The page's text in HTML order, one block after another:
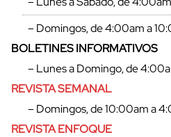
– Domingos, de 4:00am a
BOLETINES INFORMATIVOS
– Lunes a Domingo, de
REVISTA SEMANAL
– Domingos, de 10:00am a
REVISTA ENFOQUE